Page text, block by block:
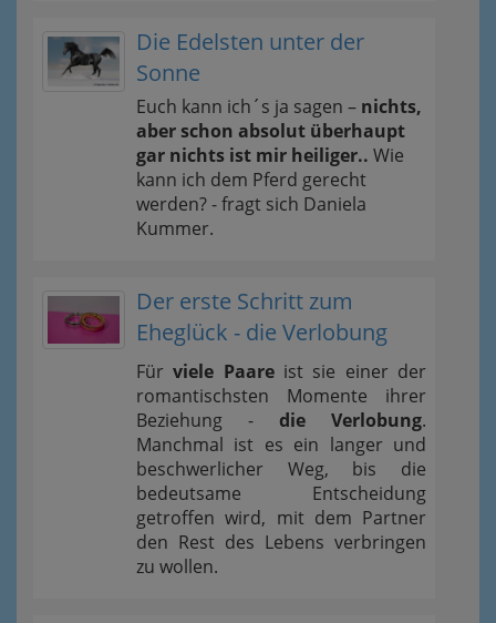
Die Edelsten unter der
Sonne
Euch kann ich´s ja sagen – nichts,
aber schon absolut überhaupt
gar nichts ist mir heiliger.. Wie
kann ich dem Pferd gerecht
werden? - fragt sich Daniela
Kummer.
Der erste Schritt zum
Eheglück - die Verlobung
Fürviele Paareist sie einer der
romantischsten Momente ihrer
Beziehung - die Verlobung.
Manchmal ist es ein langer und
beschwerlicher Weg, bis die
bedeutsame Entscheidung
getroffen wird, mit dem Partner
den Rest des Lebens verbringen
zu wollen.